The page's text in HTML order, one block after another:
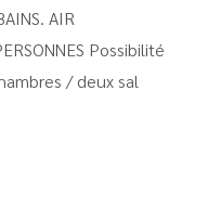
AIR
Possibilité
/ deux sal